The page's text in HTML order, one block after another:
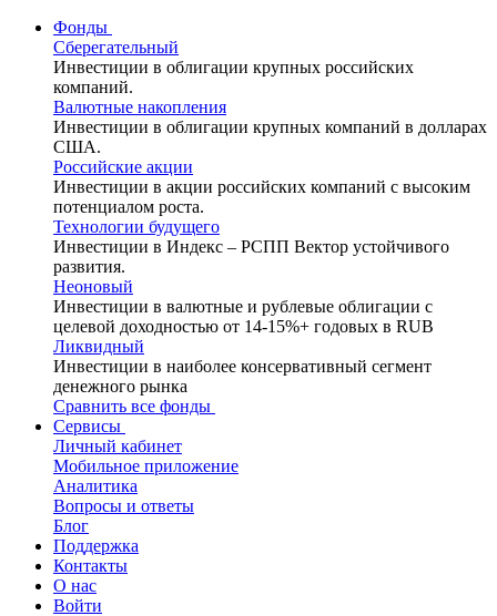
Фонды
Сберегательный
Инвестиции в облигации крупных российских
компаний.
Валютные накопления
Инвестиции в облигации крупных компаний в долларах
США.
Российские акции
Инвестиции в акции российских компаний с высоким
потенциалом роста.
Технологии будущего
Инвестиции в Индекс – РСПП Вектор устойчивого
развития.
Неоновый
Инвестиции в валютные и рублевые облигации с
целевой доходностью от 14-15%+ годовых в RUB
Ликвидный
Инвестиции в наиболее консервативный сегмент
денежного рынка
Сравнить все фонды
Сервисы
Личный кабинет
Мобильное приложение
Аналитика
Вопросы и ответы
Блог
Поддержка
Контакты
О нас
Войти